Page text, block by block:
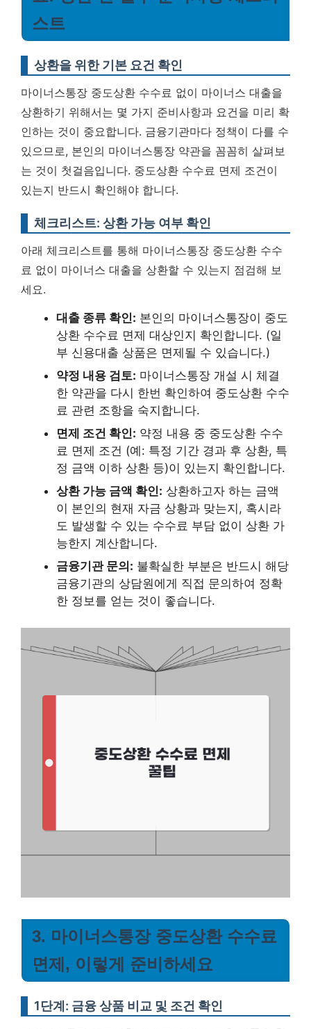
스트
상환을 위한 기본 요건 확인
마이너스통장 중도상환 수수료 없이 마이너스 대출을
상환하기 위해서는 몇 가지 준비사항과 요건을 미리 확
인하는 것이 중요합니다. 금융기관마다 정책이 다를 수
있으므로, 본인의 마이너스통장 약관을 꼼꼼히 살펴보
는 것이 첫걸음입니다. 중도상환 수수료 면제 조건이
있는지 반드시 확인해야 합니다.
체크리스트: 상환 가능 여부 확인
아래 체크리스트를 통해 마이너스통장 중도상환 수수
료 없이 마이너스 대출을 상환할 수 있는지 점검해 보
세요.
대출 종류 확인: 본인의 마이너스통장이 중도
상환 수수료 면제 대상인지 확인합니다. (일
부 신용대출 상품은 면제될 수 있습니다.)
약정 내용 검토: 마이너스통장 개설 시 체결
한 약관을 다시 한번 확인하여 중도상환 수수
료 관련 조항을 숙지합니다.
면제 조건 확인: 약정 내용 중 중도상환 수수
료 면제 조건 (예: 특정 기간 경과 후 상환, 특
정 금액 이하 상환 등)이 있는지 확인합니다.
상환 가능 금액 확인: 상환하고자 하는 금액
이 본인의 현재 자금 상황과 맞는지, 혹시라
도 발생할 수 있는 수수료 부담 없이 상환 가
능한지 계산합니다.
금융기관 문의: 불확실한 부분은 반드시 해당
금융기관의 상담원에게 직접 문의하여 정확
한 정보를 얻는 것이 좋습니다.
3. 마이너스통장 중도상환 수수료
면제, 이렇게 준비하세요
1단계: 금융 상품 비교 및 조건 확인